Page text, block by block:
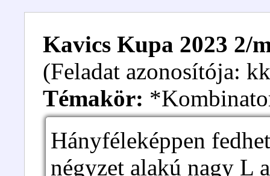
Kavics Kupa 2023 2/
(Feladat azonosítója:
Témakör:
Hányféleképpen
négyzet alakú nagy L